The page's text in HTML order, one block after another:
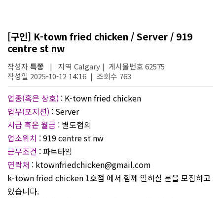
[구인] K-town fried chicken / Server / 919
centre st nw
작성자특쫑 | 지역 Calgary | 게시물번호 62575
작성일 2025-10-12 14:16 | 조회수 763
업종(혹은 상호) : K-town fried chicken
업무(포지션) : Server
시급 혹은 월급 : 별도협의
업소위치 : 919 centre st nw
근무조건 : 파트타임
연락처 : ktownfriedchicken@gmail.com
k-town fried chicken 1호점 에서 함께 일하실 분을 모집하고
있습니다.